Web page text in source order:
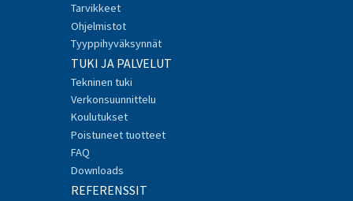
Tarvikkeet
Ohjelmistot
Tyyppihyväksynnät
TUKI JA PALVELUT
Tekninen tuki
Verkonsuunnittelu
Koulutukset
Poistuneet tuotteet
FAQ
Downloads
REFERENSSIT